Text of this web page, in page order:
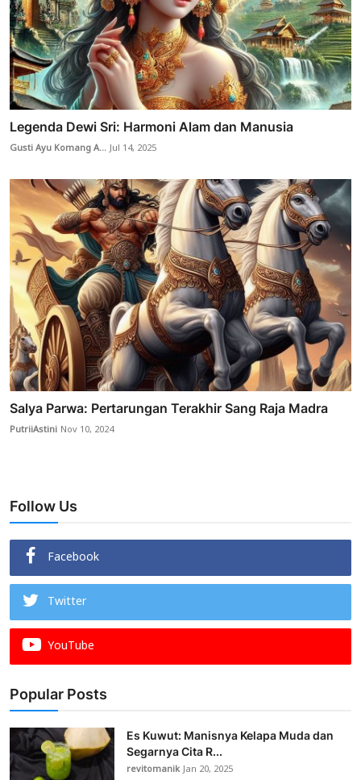
Legenda Dewi Sri: Harmoni Alam dan Manusia
Gusti Ayu Komang A...Jul 14, 2025
Salya Parwa: Pertarungan Terakhir Sang Raja Madra
PutriiAstini Nov 10, 2024
Follow Us
Facebook
Twitter
YouTube
Popular Posts
Es Kuwut: Manisnya Kelapa Muda dan
Segarnya Cita R...
revitomanikJan 20, 2025